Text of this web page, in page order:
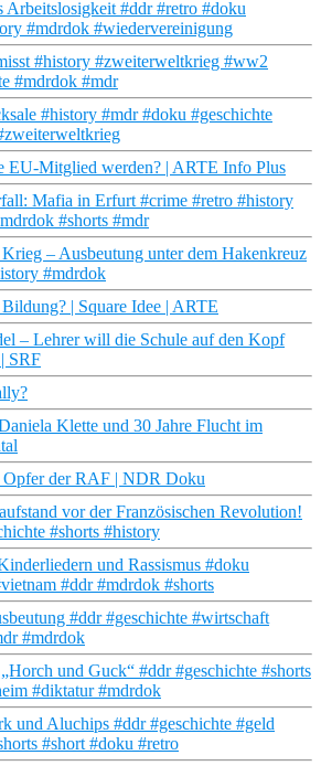
Arbeitslosigkeit #ddr #retro #doku
#mdrdok #wiedervereinigung
#history #zweiterweltkrieg #ww2
#mdrdok #mdr
#history #mdr #doku #geschichte
EU-Mitglied werden? | ARTE Info Plus
Mafia in Erfurt #crime #retro #history
#shorts #mdr
– Ausbeutung unter dem Hakenkreuz
#mdrdok
| Square Idee | ARTE
– Lehrer will die Schule auf den Kopf
SRF
Klette und 30 Jahre Flucht im
Opfer der RAF | NDR Doku
vor der Französischen Revolution!
#shorts #history
und Rassismus #doku
#ddr #mdrdok #shorts
#ddr #geschichte #wirtschaft
#mdrdok
und Guck“ #ddr #geschichte #shorts
#diktatur #mdrdok
und Aluchips #ddr #geschichte #geld
#short #doku #retro